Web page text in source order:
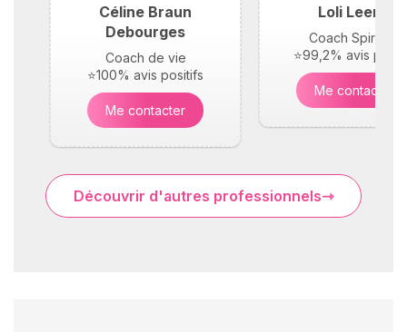
Céline Braun
Debourges
Coach de vie
⭐100% avis positifs
Me contacter
Loli Leene
Coach Spirituel
⭐99,2% avis
Me contacter
Découvrir d'autres professionnels